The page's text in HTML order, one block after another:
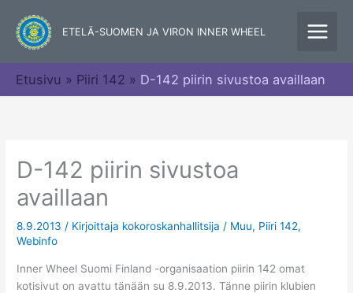
sisältöön
ETELÄ-SUOMEN JA VIRON INNER WHEEL
Etusivu Piiri 142 D-142 piirin sivustoa availlaan
D-142 piirin sivustoa
availlaan
8.9.2013/ Kirjoittaja kokoroskanhallitsija/ Muu, Piiri 142,
Webinfo
Inner Wheel Suomi Finland -organisaation piirin 142 omat
kotisivut on avattu tänään su 8.9.2013. Tänne piirin klubien